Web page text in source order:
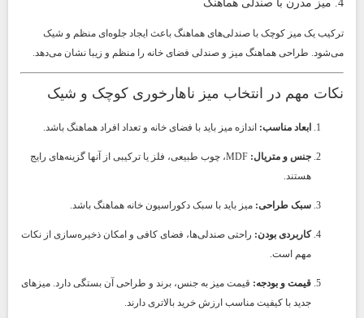
4. میز مدرن با صندلی هماهنگ
ترکیب یک میز کوچک با صندلی‌های هماهنگ باعث ایجاد جلوه‌ای منظم و شیک
می‌شود. طراحی هماهنگ میز و صندلی فضای خانه را منظم و زیبا نشان می‌دهد.
نکات مهم در انتخاب میز ناهارخوری کوچک و شیک
ابعاد مناسب: اندازه میز باید با فضای خانه و تعداد افراد هماهنگ باشد.
جنس و متریال:
MDF، چوب طبیعی، فلز یا ترکیبی از آنها گزینه‌های رایج
هستند.
سبک طراحی: میز باید با سبک دکوراسیون خانه هماهنگ باشد.
کاربردی بودن: راحتی صندلی‌ها، فضای کافی و امکان ذخیره‌سازی از نکات
مهم است.
قیمت و بودجه: قیمت میز به جنس، برند و طراحی آن بستگی دارد. میزهای
جدید با کیفیت مناسب ارزش خرید بالاتری دارند.